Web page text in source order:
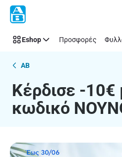
Παράλειψη
Κέρδισε
-10€
ΝΟΥΝΟΥ
Eshop Προσφορές
AB
Κέρδισε -10€
κωδικό